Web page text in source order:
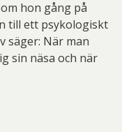
hon gång på
till ett psykologiskt
säger: När man
sin näsa och när